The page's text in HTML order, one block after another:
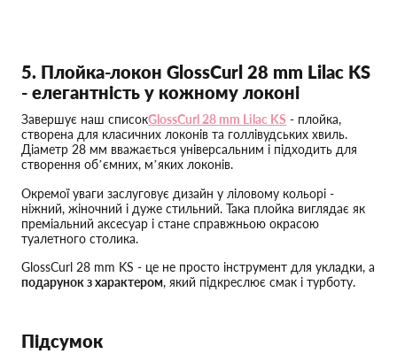
5. Плойка-локон GlossCurl 28 mm Lilac KS
- елегантність у кожному локоні
Завершує наш списокGlossCurl 28 mm Lilac KS - плойка,
створена для класичних локонів та голлівудських хвиль.
Діаметр 28 мм вважається універсальним і підходить для
створення об’ємних, м’яких локонів.
Окремої уваги заслуговує дизайн у ліловому кольорі -
ніжний, жіночний і дуже стильний. Така плойка виглядає як
преміальний аксесуар і стане справжньою окрасою
туалетного столика.
GlossCurl 28 mm KS - це не просто інструмент для укладки, а
подарунок з характером, який підкреслює смак і турботу.
Підсумок